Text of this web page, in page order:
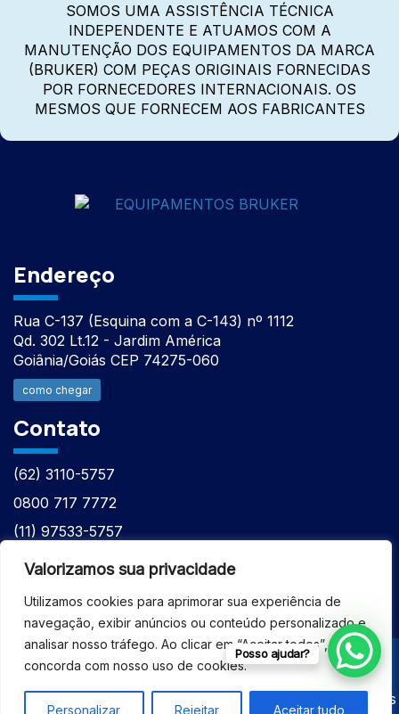
Valorizamos sua privacidade
Utilizamos cookies para aprimorar sua experiência de
navegação, exibir anúncios ou conteúdo personalizado e
analisar nosso tráfego. Ao clicar em “Aceitar todos”, você
concorda com nosso uso de cookies.
Personalizar Rejeitar Aceitar tudo
SOMOS UMA ASSISTÊNCIA TÉCNICA
INDEPENDENTE E ATUAMOS COM A
MANUTENÇÃO DOS EQUIPAMENTOS DA MARCA
(BRUKER) COM PEÇAS ORIGINAIS FORNECIDAS
POR FORNECEDORES INTERNACIONAIS. OS
MESMOS QUE FORNECEM AOS FABRICANTES
Endereço
Rua C-137 (Esquina com a C-143) nº 1112
Qd. 302 Lt.12 - Jardim América
Goiânia/Goiás CEP 74275-060
como chegar
Contato
(62) 3110-5757
0800 717 7772
(11) 97533-5757
(62) 98610-7777
© 2026 - ASSISTÊNCIA TÉCNICA ESPECIALIZADA
EQUIPAMENTOS BRUKER - Todos os direitos reservados
Posso ajudar?